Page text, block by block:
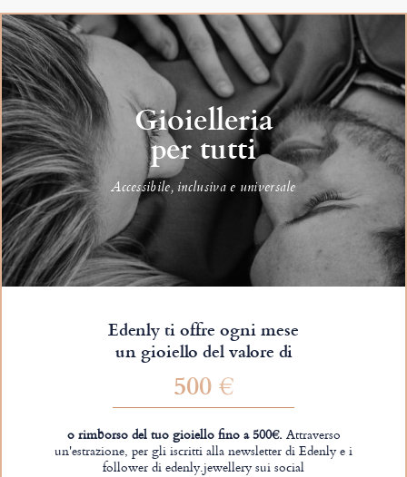
Gioielleria
per tutti
Accessibile, inclusiva e universale
Edenly ti offre ogni mese
un gioiello del valore di
500 €
o rimborso del tuo gioiello fino a 500€.Attraverso
un'estrazione, per gli iscritti alla newsletter di Edenly e i
follower di edenly.jewellery sui social